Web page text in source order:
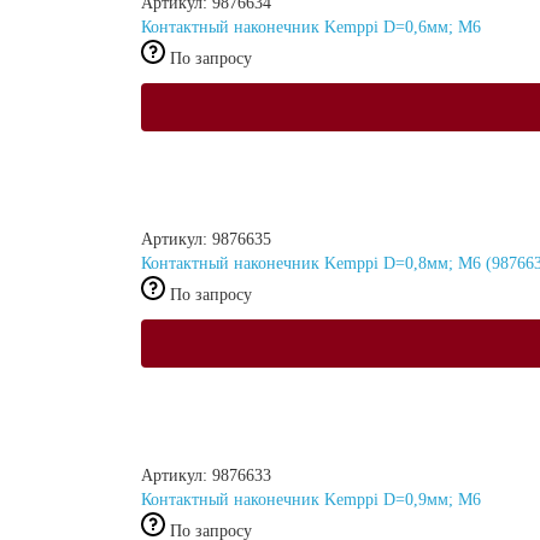
Контактный наконечник Kemppi D=0,6мм; М6
По запросу
Артикул: 9876635
Контактный наконечник Kemppi D=0,8мм; М6
По запросу
Артикул: 9876633
Контактный наконечник Kemppi D=0,9мм; М6
По запросу